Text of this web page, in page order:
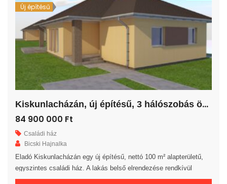
Új építésű
K
iskunlacházán, új építésű, 3 hálószobás önálló családi ház!
84 900 000 Ft
Családi ház
Bicski Hajnalka
Eladó Kiskunlacházán egy új építésű, nettó 100 m² alapterületű,
egyszintes családi ház. A lakás belső elrendezése rendkívül
praktikus és kényelmes 3 hálószoba, gardrób, fürdőszoba, külön